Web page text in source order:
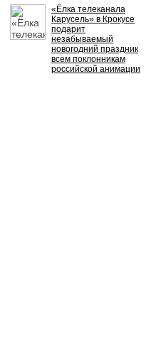
«Ёлка телеканала
Карусель» в Крокусе
подарит
незабываемый
новогодний праздник
всем поклонникам
российской анимации